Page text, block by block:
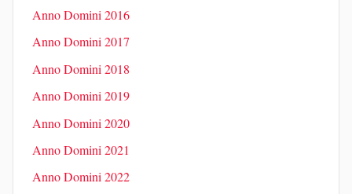
Anno Domini 2016
Anno Domini 2017
Anno Domini 2018
Anno Domini 2019
Anno Domini 2020
Anno Domini 2021
Anno Domini 2022